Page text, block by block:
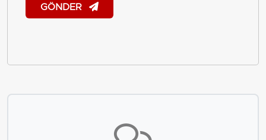
GÖNDER